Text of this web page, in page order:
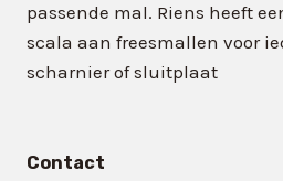
passende mal. Riens heeft
scala aan freesmallen voor
scharnier of sluitplaat
Contact